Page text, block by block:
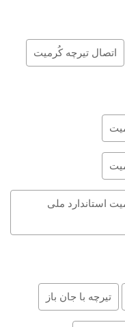
اتصال تیرچه کُرمیت
12977 تیرچه کرمیت استاندارد ملی
تیرچه با جان باز